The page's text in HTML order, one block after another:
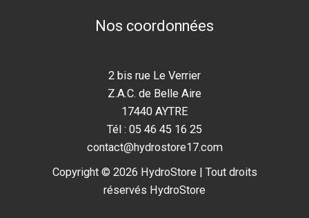
Nos coordonnées
2 bis rue Le Verrier
Z.A.C. de Belle Aire
17440 AYTRE
Tél : 05 46 45 16 25
contact@hydrostore17.com
Copyright © 2026 HydroStore | Tout droits
réservés HydroStore